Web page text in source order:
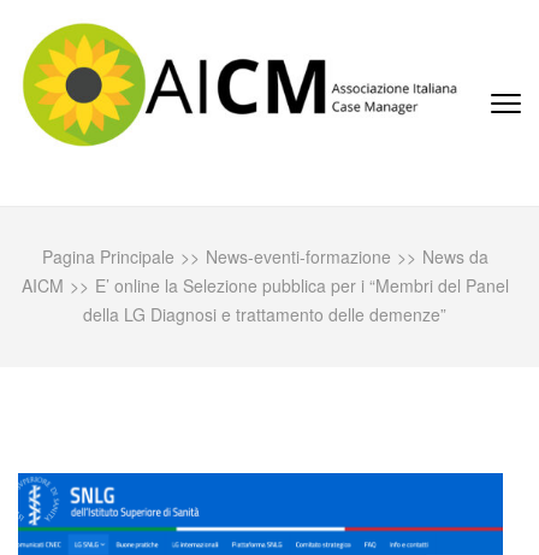
contenuto
(premi
invio)
Pagina Principale >> News-eventi-formazione >> News da
AICM >> E’ online la Selezione pubblica per i “Membri del Panel
della LG Diagnosi e trattamento delle demenze”